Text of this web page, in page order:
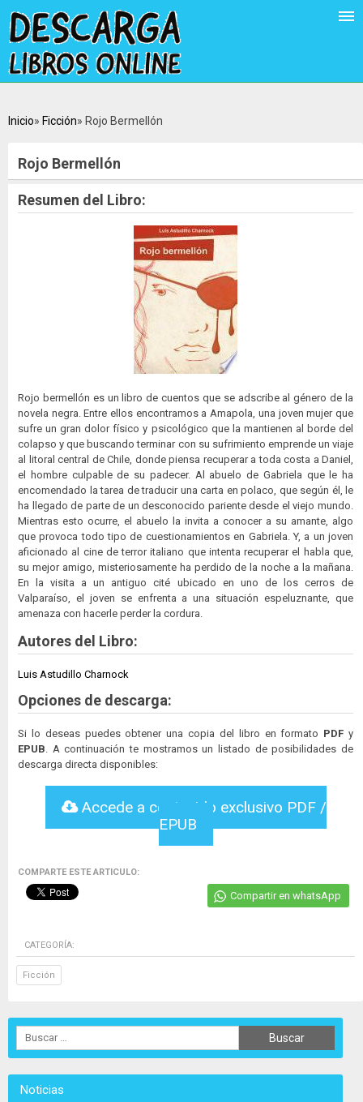
Inicio Ficción Rojo Bermellón
Rojo Bermellón
Resumen del Libro:
Rojo bermellón es un libro de cuentos que se adscribe al género de la
novela negra. Entre ellos encontramos a Amapola, una joven mujer que
sufre un gran dolor físico y psicológico que la mantienen al borde del
colapso y que buscando terminar con su sufrimiento emprende un viaje
al litoral central de Chile, donde piensa recuperar a toda costa a Daniel,
el hombre culpable de su padecer. Al abuelo de Gabriela que le ha
encomendado la tarea de traducir una carta en polaco, que según él, le
ha llegado de parte de un desconocido pariente desde el viejo mundo.
Mientras esto ocurre, el abuelo la invita a conocer a su amante, algo
que provoca todo tipo de cuestionamientos en Gabriela. Y, a un joven
aficionado al cine de terror italiano que intenta recuperar el habla que,
su mejor amigo, misteriosamente ha perdido de la noche a la mañana.
En la visita a un antiguo cité ubicado en uno de los cerros de
Valparaíso, el joven se enfrenta a una situación espeluznante, que
amenaza con hacerle perder la cordura.
Autores del Libro:
Luis Astudillo Charnock
Opciones de descarga:
Si lo deseas puedes obtener una copia del libro en formato PDF y
EPUB . A continuación te mostramos un listado de posibilidades de
descarga directa disponibles:
Accede a contenido exclusivo PDF /
EPUB
COMPARTE ESTE ARTICULO:
Compartir en whatsApp
CATEGORÍA:
Ficción
Noticias